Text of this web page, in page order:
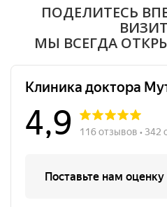
ПОДЕЛИТЕСЬ
МЫ ВСЕГДА